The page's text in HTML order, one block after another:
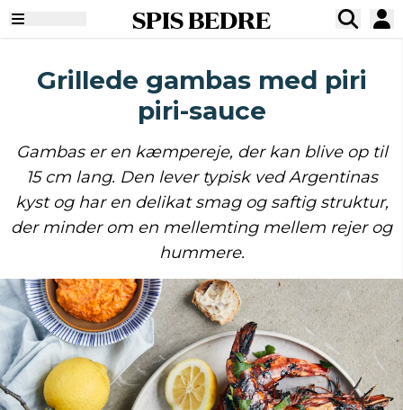
SPIS BEDRE
Grillede gambas med piri
piri-sauce
Gambas er en kæmpereje, der kan blive op til
15 cm lang. Den lever typisk ved Argentinas
kyst og har en delikat smag og saftig struktur,
der minder om en mellemting mellem rejer og
hummere.